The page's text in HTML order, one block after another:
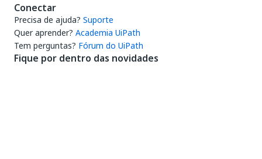
Conectar
Precisa de ajuda? Suporte
Quer aprender? Academia UiPath
Tem perguntas? Fórum do UiPath
Fique por dentro das novidades